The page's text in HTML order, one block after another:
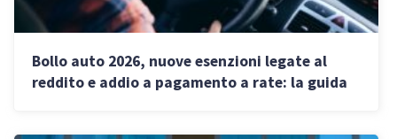
Bollo auto 2026, nuove esenzioni legate al
reddito e addio a pagamento a rate: la guida